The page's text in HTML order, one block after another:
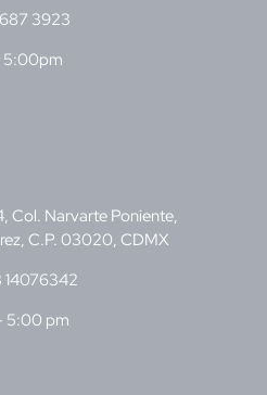
3923
5:00pm
Col. Narvarte Poniente,
C.P. 03020, CDMX
14076342
5:00 pm